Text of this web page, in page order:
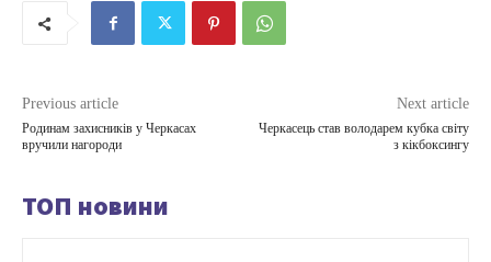
Previous article
Родинам захисників у Черкасах
вручили нагороди
Next article
Черкасець став володарем кубка світу
з кікбоксингу
ТОП новини